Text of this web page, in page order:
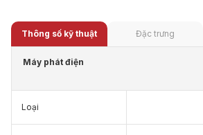
Thông số kỹ thuật Đặc trưng
Máy phát điện
Loại